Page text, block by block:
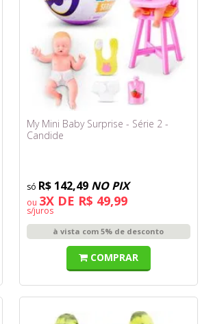
My Mini Baby Surprise - Série 2 -
Candide
R$ 142,49 NO PIX
ou 3X DE R$ 49,99
s/juros
à vista com 5% de desconto
COMPRAR